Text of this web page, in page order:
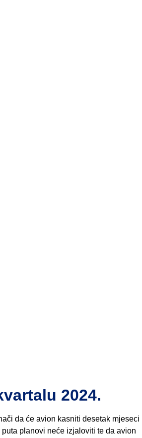
2024.
da će avion kasniti desetak mjeseci
planovi neće izjaloviti te da avion